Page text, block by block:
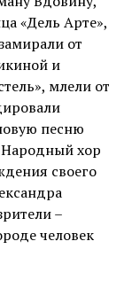
«Дель Арте»,
от
и
млели от
песню
Народный хор
своего
–
человек